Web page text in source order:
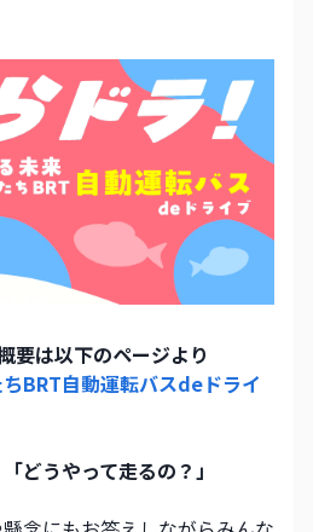
要は以下のページより
ちBRT自動運転バスdeドライ
どうやって走るの？」